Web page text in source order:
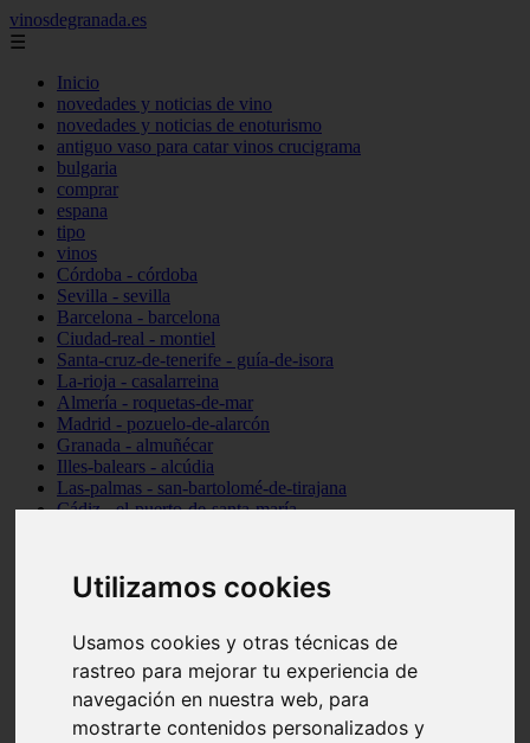
Utilizamos cookies
Usamos cookies y otras técnicas de
rastreo para mejorar tu experiencia de
navegación en nuestra web, para
mostrarte contenidos personalizados y
vinosdegranada.es
☰
Inicio
novedades y noticias de vino
novedades y noticias de enoturismo
antiguo vaso para catar vinos crucigrama
bulgaria
comprar
espana
tipo
vinos
Córdoba - córdoba
Sevilla - sevilla
Barcelona - barcelona
Ciudad-real - montiel
Santa-cruz-de-tenerife - guía-de-isora
La-rioja - casalarreina
Almería - roquetas-de-mar
Madrid - pozuelo-de-alarcón
Granada - almuñécar
Illes-balears - alcúdia
Las-palmas - san-bartolomé-de-tirajana
Cádiz - el-puerto-de-santa-maría
Santa-cruz-de-tenerife - los-llanos-de-aridane
Cantabria - suances
Granada - monachil
Huesca - isábena
Huesca - alquézar
Huesca - castejón-de-sos